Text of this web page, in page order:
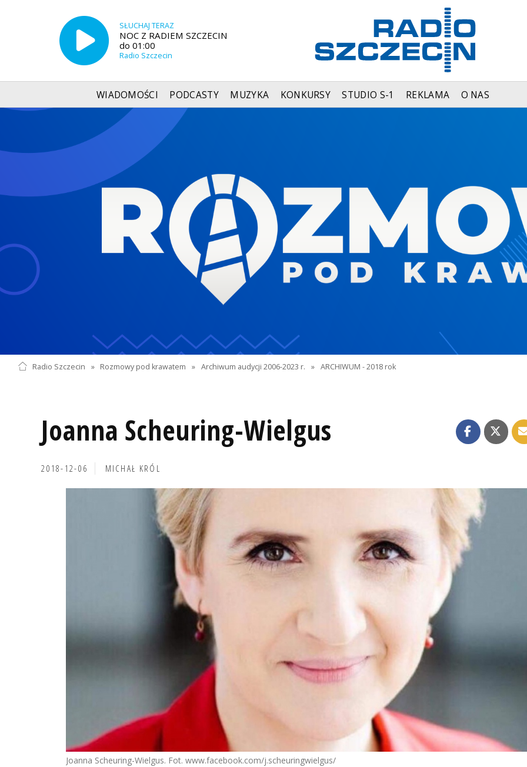
SŁUCHAJ TERAZ
NOC Z RADIEM SZCZECIN
do 01:00
Radio Szczecin
WIADOMOŚCI PODCASTY MUZYKA KONKURSY STUDIO S-1 REKLAMA O NAS
Radio Szczecin » Rozmowy pod krawatem » Archiwum audycji 2006-2023 r. » ARCHIWUM - 2018 rok
Joanna Scheuring-Wielgus
2018-12-06 MICHAŁ KRÓL
Joanna Scheuring-Wielgus. Fot. www.facebook.com/j.scheuringwielgus/